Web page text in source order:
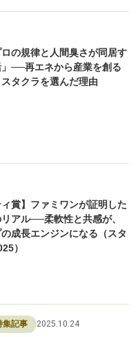
ロの規律と人間臭さが同居す
──再エネから産業を創る
タクラを選んだ理由
ィ賞】ファミワンが証明した
リアル──柔軟性と共感が、
成長エンジンになる（スタ
）
集記事 2025.10.24